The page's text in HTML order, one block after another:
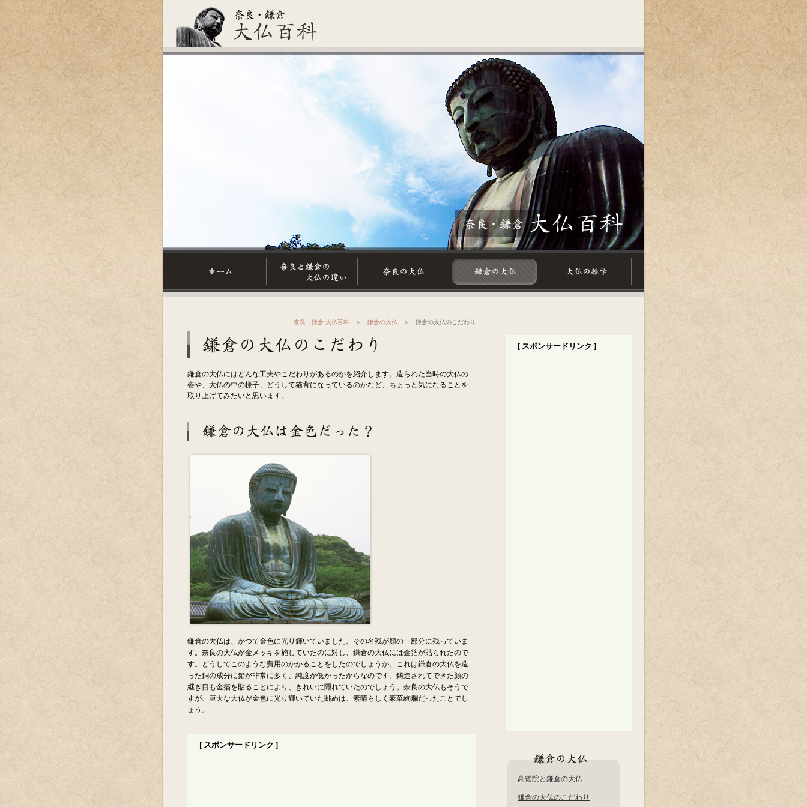
[ スポンサードリンク ]
高徳院と鎌倉の大仏
鎌倉の大仏のこだわり
奈良・鎌倉 大仏百科 ＞ 鎌倉の大仏 ＞ 鎌倉の大仏のこだわり
鎌倉の大仏にはどんな工夫やこだわりがあるのかを紹介します。造られた当時の大仏の
姿や、大仏の中の様子、どうして猫背になっているのかなど、ちょっと気になることを
取り上げてみたいと思います。
鎌倉の大仏は、かつて金色に光り輝いていました。その名残が顔の一部分に残っていま
す。奈良の大仏が金メッキを施していたのに対し、鎌倉の大仏には金箔が貼られたので
す。どうしてこのような費用のかかることをしたのでしょうか。これは鎌倉の大仏を造
った銅の成分に鉛が非常に多く、純度が低かったからなのです。鋳造されてできた顔の
継ぎ目も金箔を貼ることにより、きれいに隠れていたのでしょう。奈良の大仏もそうで
すが、巨大な大仏が金色に光り輝いていた眺めは、素晴らしく豪華絢爛だったことでし
ょう。
[ スポンサードリンク ]